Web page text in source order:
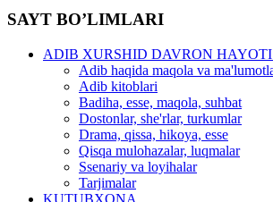
SAYT BO’LIMLARI
ADIB XURSHID DAVRON
Adib haqida maqola va
Adib kitoblari
Badiha, esse, maqola, suhbat
Dostonlar, she'rlar, turkumlar
Drama, qissa, hikoya, esse
Qisqa mulohazalar, luqmalar
Ssenariy va loyihalar
Tarjimalar
KUTUBXONA